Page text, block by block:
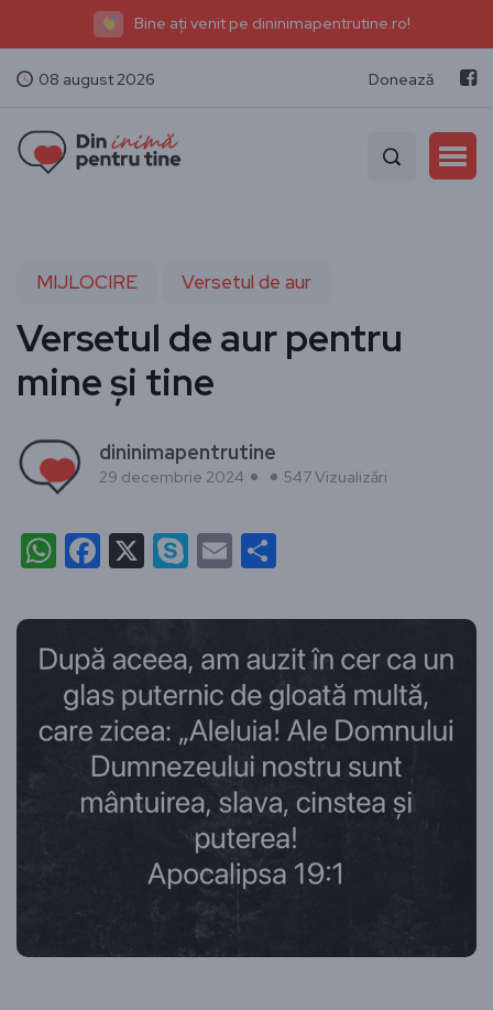
Bine ați venit pe dininimapentrutine.ro!
08 august 2026 Donează
MIJLOCIRE Versetul de aur
Versetul de aur pentru
mine și tine
dininimapentrutine
29 decembrie 2024 547 Vizualizări
WhatsApp
Facebook
X Skype
Email